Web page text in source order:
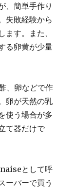
、簡単手作り
失敗経験から
す。また、
る卵黄が少量
、卵などで作
卵が天然の乳
使う場合が多
て器だけで
として呼
ーパーで買う